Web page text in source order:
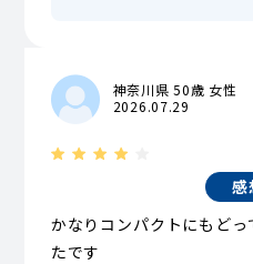
神奈川県 50歳 女性
2026.07.29
感
かなりコンパクトにもど
たです